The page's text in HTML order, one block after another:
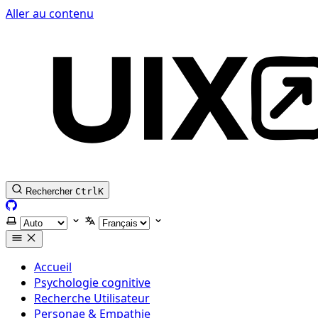
Aller au contenu
Rechercher CtrlK
GitHub
Selectionner le thèmeSelectionner la langue
Accueil
Psychologie cognitive
Recherche Utilisateur
Personae & Empathie